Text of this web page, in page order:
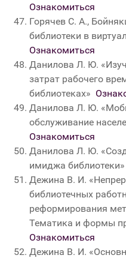
Ознакомиться
Горячев С. А.,
библиотеки в
Ознакомиться
Данилова Л. Ю.
затрат рабочего
библиотеках»
Данилова Л. Ю.
обслуживание
Ознакомиться
Данилова Л. Ю.
имиджа библиотеки»
Дежина В. И.
библиотечных
реформирования
Тематика и формы
Ознакомиться
Дежина В. И.